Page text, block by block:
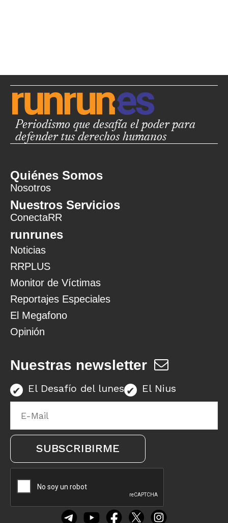
Periodismo que desafía el poder para
defender tus derechos humanos
Quiénes Somos
Nosotros
Nuestros Servicios
ConectaRR
runrunes
Noticias
RRPLUS
Monitor de Víctimas
Reportajes Especiales
El Megafono
Opinión
Nuestras newsletter
El Desafío del lunes El Nius